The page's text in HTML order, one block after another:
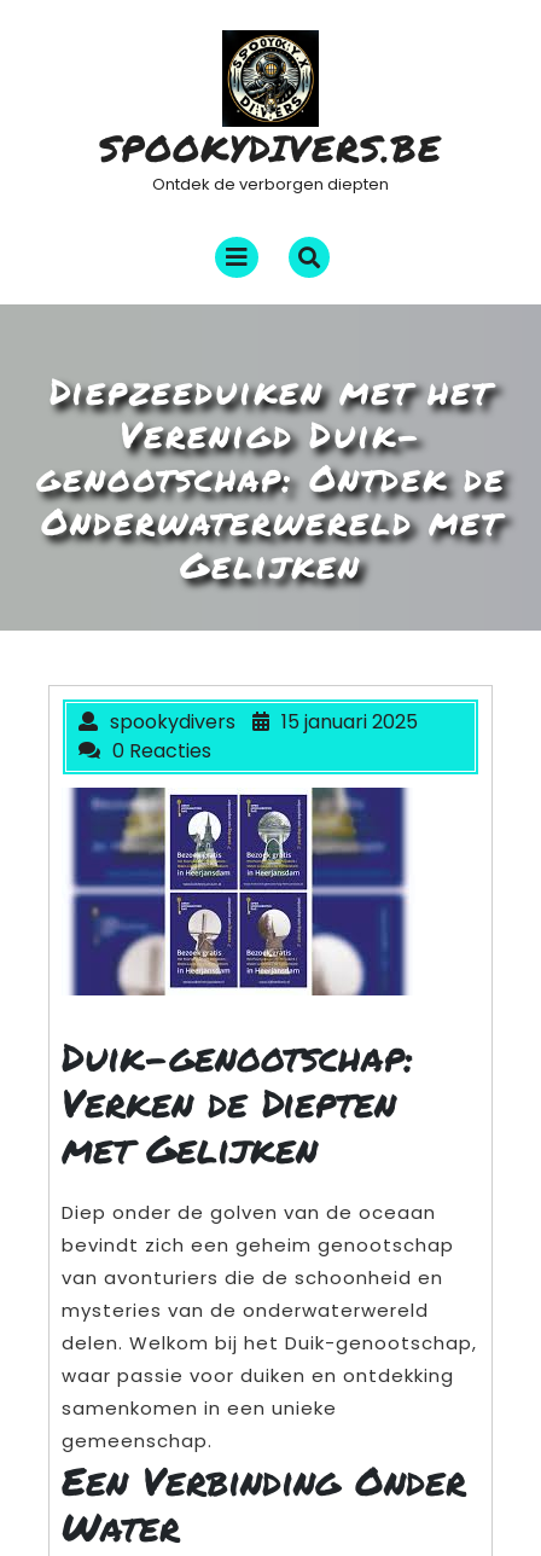
SPOOKYDIVERS.BE
Ontdek de verborgen diepten
Menu
openen
Diepzeeduiken met het
Verenigd Duik-
genootschap: Ontdek de
Onderwaterwereld met
Gelijken
spookydivers
15 januari 2025
0 Reacties
Duik-genootschap:
Verken de Diepten
met Gelijken
Diep onder de golven van de oceaan
bevindt zich een geheim genootschap
van avonturiers die de schoonheid en
mysteries van de onderwaterwereld
delen. Welkom bij het Duik-genootschap,
waar passie voor duiken en ontdekking
samenkomen in een unieke
gemeenschap.
Een Verbinding Onder
Water